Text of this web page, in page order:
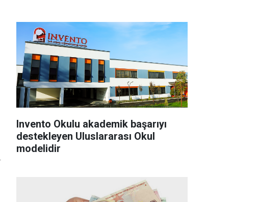
Invento Okulu akademik başarıyı
destekleyen Uluslararası Okul
modelidir